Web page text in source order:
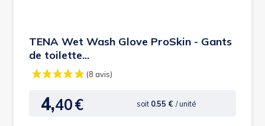
TENA Wet Wash Glove ProSkin - Gants
de toilette...
Prix
4,40€ soit 0.55 € / unité